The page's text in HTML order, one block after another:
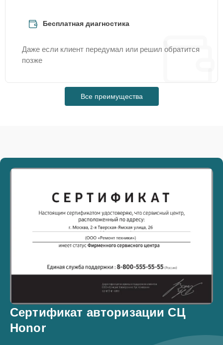
Бесплатная диагностика
Даже если клиент передумал или решил обратится
позже
Все преимущества
Сертификат авторизации СЦ
Honor